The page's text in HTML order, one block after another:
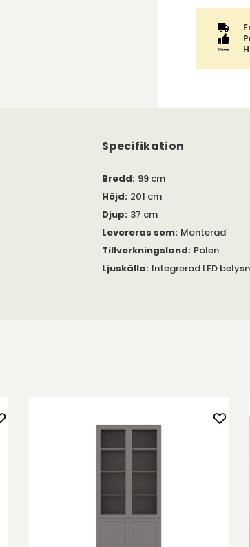
Specifikation
Bredd: 99 cm
Höjd: 201 cm
Djup: 37 cm
Levereras som: Monterad
Tillverkningsland: Polen
Ljuskälla: Integrerad LED